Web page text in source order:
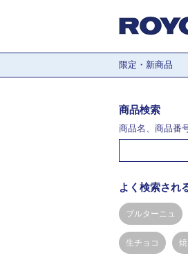
限定・新商品
商品検索
商品名、商品番
よく検索され
ブルターニュ
生チョコ